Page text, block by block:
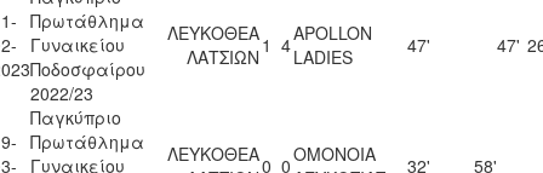
Πρωτάθλημα
Γυναικείου
Ποδοσφαίρου
2022/23
ΛΕΥΚΟΘΕΑ
ΛΑΤΣΙΩΝ 1 4APOLLON
LADIES
47' 47'
Παγκύπριο
Πρωτάθλημα
Γυναικείου
ΛΕΥΚΟΘΕΑ0 0ΟΜΟΝΟΙΑ
32' 58'